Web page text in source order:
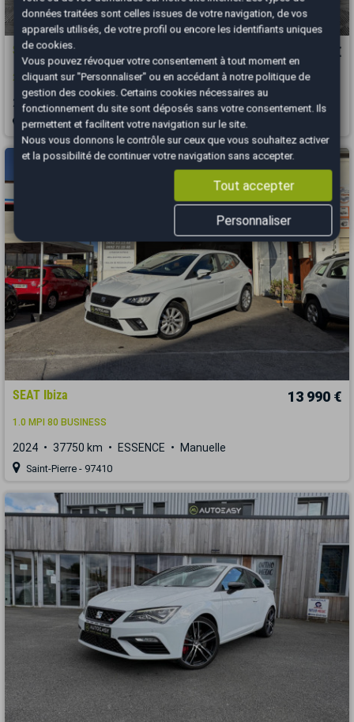
SEAT ATECA 17 990 €
2.0 TDI / 150 CH / STYLE BUSINESS / DSG7
2022 117000 km DIESEL Automatique
Bourgoin-Jallieu - 38300
SEAT Ibiza 13 990 €
1.0 MPI 80 BUSINESS
2024 37750 km ESSENCE Manuelle
Saint-Pierre - 97410
données traitées sont celles issues de votre navigation, de vos
appareils utilisés, de votre profil ou encore les identifiants uniques
de cookies.
Vous pouvez révoquer votre consentement à tout moment en
cliquant sur "Personnaliser" ou en accédant à notre politique de
gestion des cookies. Certains cookies nécessaires au
fonctionnement du site sont déposés sans votre consentement. Ils
permettent et facilitent votre navigation sur le site.
Nous vous donnons le contrôle sur ceux que vous souhaitez activer
et la possibilité de continuer votre navigation sans accepter.
Tout accepter
Personnaliser